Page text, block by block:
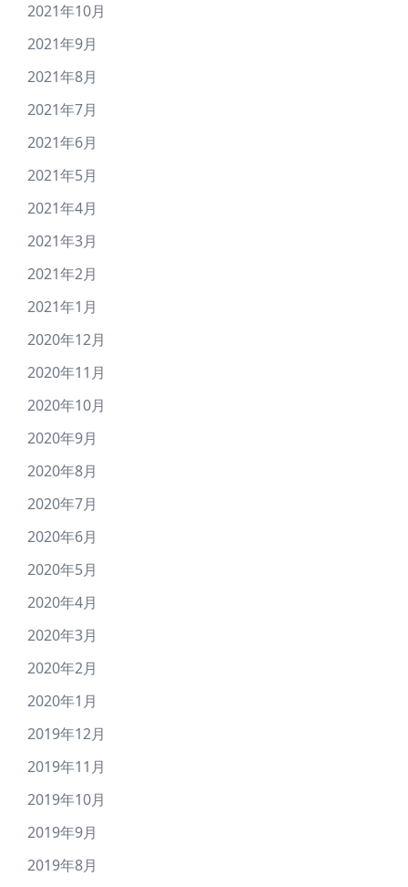
2021年10月
2021年9月
2021年8月
2021年7月
2021年6月
2021年5月
2021年4月
2021年3月
2021年2月
2021年1月
2020年12月
2020年11月
2020年10月
2020年9月
2020年8月
2020年7月
2020年6月
2020年5月
2020年4月
2020年3月
2020年2月
2020年1月
2019年12月
2019年11月
2019年10月
2019年9月
2019年8月